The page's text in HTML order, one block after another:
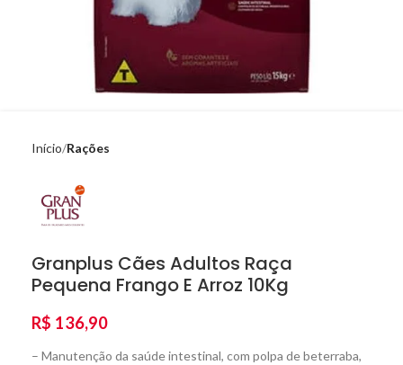
Início Rações
Granplus Cães Adultos Raça
Pequena Frango E Arroz 10Kg
R$ 136,90
– Manutenção da saúde intestinal, com polpa de beterraba,